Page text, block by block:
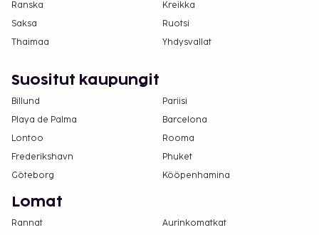
Ranska
Kreikka
Saksa
Ruotsi
Thaimaa
Yhdysvallat
Suositut kaupungit
Billund
Pariisi
Playa de Palma
Barcelona
Lontoo
Rooma
Frederikshavn
Phuket
Göteborg
Kööpenhamina
Lomat
Rannat
Aurinkomatkat